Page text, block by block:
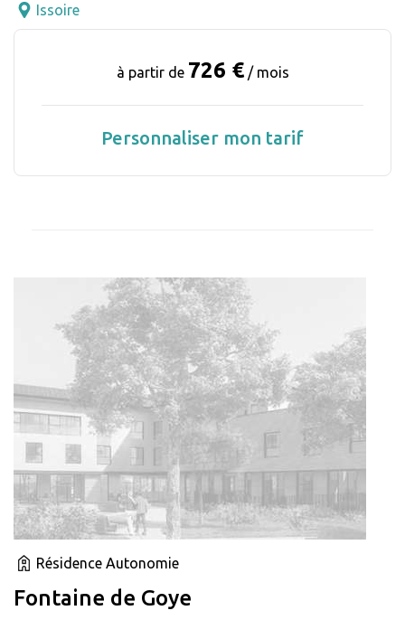
Issoire
à partir de 726 € / mois
Personnaliser mon tarif
Résidence Autonomie
Fontaine de Goye